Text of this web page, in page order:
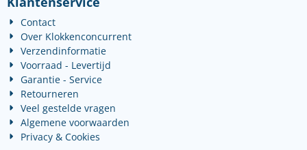
Contact
Over Klokkenconcurrent
Verzendinformatie
Voorraad - Levertijd
Garantie - Service
Retourneren
Veel gestelde vragen
Algemene voorwaarden
Privacy & Cookies